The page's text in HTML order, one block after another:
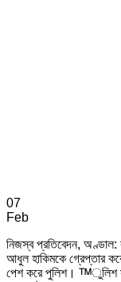
07
Feb
নিজস্ব প্রতিবেদন, অণ্ডাল:
আধুল হাকিমকে গ্রেপ্তার
পেশ করে পুলিশ। ™ুলিশ